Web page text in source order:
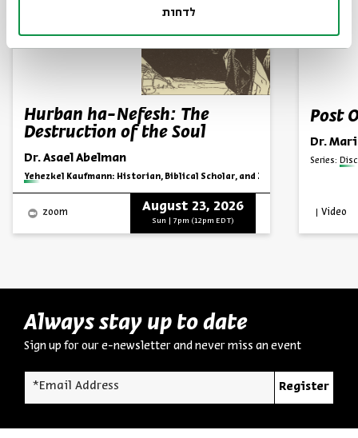
לדחות
Hurban ha-Nefesh: The
Destruction of the Soul
Dr. Asael Abelman
Series:
Yehezkel Kaufmann: Historian, Biblical Scholar, and Zionist Thinker
zoom August 23, 2026
Sun | 7pm (12pm EDT)
Post
Dr.
Series:
Video
Always stay up to date
Sign up for our e-newsletter and never miss an event
*Email Address Register